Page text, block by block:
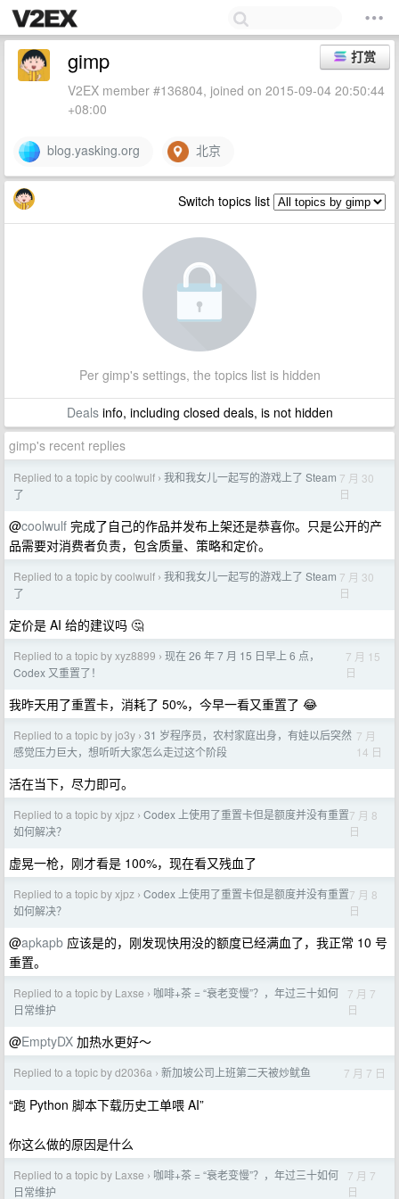
打赏
gimp
V2EX member #136804, joined on 2015-09-04 20:50:44
+08:00
blog.yasking.org 北京
Switch topics list
Per gimp's settings, the topics list is hidden
Dealsinfo, including closed deals, is not hidden
gimp's recent replies
Replied to a topic by coolwulf › 我和我女儿一起写的游戏上了 Steam
了
7 月 30
日
@coolwulf 完成了自己的作品并发布上架还是恭喜你。只是公开的产
品需要对消费者负责，包含质量、策略和定价。
Replied to a topic by coolwulf › 我和我女儿一起写的游戏上了 Steam
了
7 月 30
日
定价是 AI 给的建议吗 🤔
Replied to a topic by xyz8899 › 现在 26 年 7 月 15 日早上 6 点，
Codex 又重置了！
7 月 15
日
我昨天用了重置卡，消耗了 50%，今早一看又重置了 😂
Replied to a topic by jo3y › 31 岁程序员，农村家庭出身，有娃以后突然
感觉压力巨大，想听听大家怎么走过这个阶段
7 月
14 日
活在当下，尽力即可。
Replied to a topic by xjpz › Codex 上使用了重置卡但是额度并没有重置
如何解决？
7 月 8
日
虚晃一枪，刚才看是 100%，现在看又残血了
Replied to a topic by xjpz › Codex 上使用了重置卡但是额度并没有重置
如何解决？
7 月 8
日
@apkapb 应该是的，刚发现快用没的额度已经满血了，我正常 10 号
重置。
Replied to a topic by Laxse › 咖啡+茶 = “衰老变慢”？，年过三十如何
日常维护
7 月 7
日
@EmptyDX 加热水更好～
Replied to a topic by d2036a › 新加坡公司上班第二天被炒鱿鱼 7 月 7 日
“跑 Python 脚本下载历史工单喂 AI”
你这么做的原因是什么
Replied to a topic by Laxse › 咖啡+茶 = “衰老变慢”？，年过三十如何
日常维护
7 月 7
日